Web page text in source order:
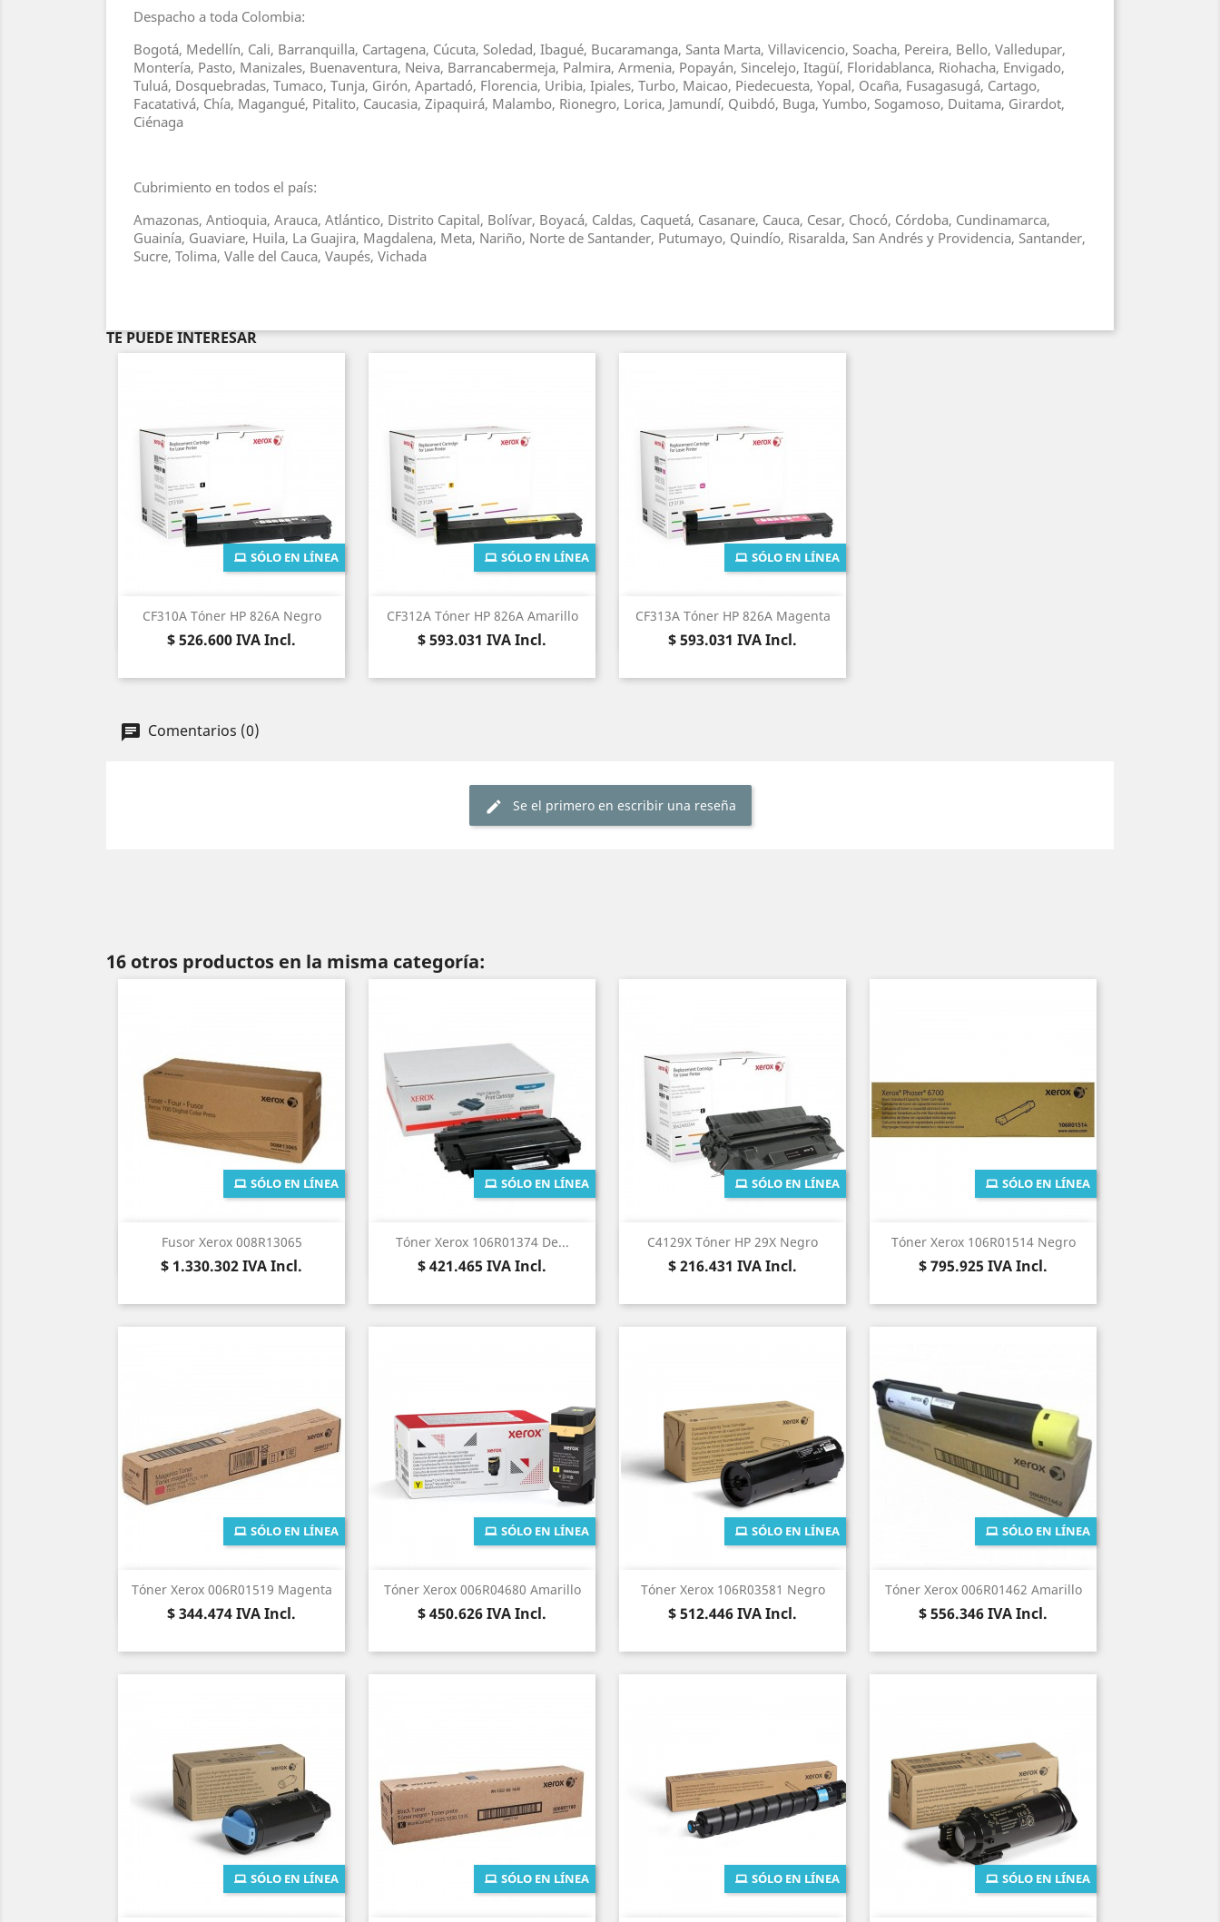
Despacho a toda Colombia:
Bogotá, Medellín, Cali, Barranquilla, Cartagena, Cúcuta, Soledad, Ibagué, Bucaramanga, Santa Marta, Villavicencio, Soacha, Pereira, Bello, Valledupar,
Montería, Pasto, Manizales, Buenaventura, Neiva, Barrancabermeja, Palmira, Armenia, Popayán, Sincelejo, Itagüí, Floridablanca, Riohacha, Envigado,
Tuluá, Dosquebradas, Tumaco, Tunja, Girón, Apartadó, Florencia, Uribia, Ipiales, Turbo, Maicao, Piedecuesta, Yopal, Ocaña, Fusagasugá, Cartago,
Facatativá, Chía, Magangué, Pitalito, Caucasia, Zipaquirá, Malambo, Rionegro, Lorica, Jamundí, Quibdó, Buga, Yumbo, Sogamoso, Duitama, Girardot,
Ciénaga
Cubrimiento en todos el país:
Amazonas, Antioquia, Arauca, Atlántico, Distrito Capital, Bolívar, Boyacá, Caldas, Caquetá, Casanare, Cauca, Cesar, Chocó, Córdoba, Cundinamarca,
Guainía, Guaviare, Huila, La Guajira, Magdalena, Meta, Nariño, Norte de Santander, Putumayo, Quindío, Risaralda, San Andrés y Providencia, Santander,
Sucre, Tolima, Valle del Cauca, Vaupés, Vichada
TE PUEDE INTERESAR
CF310A Tóner HP 826A Negro
Precio
$ 526.600IVA Incl.
SÓLO EN LÍNEA
Vista rápida CF312A Tóner HP 826A Amarillo
Precio
$ 593.031 IVA Incl.
SÓLO EN LÍNEA
Vista rápida CF313A Tóner HP 826A Magenta
Precio
$ 593.031 IVA Incl.
SÓLO EN LÍNEA
Vista rápida
Comentarios (0)
Se el primero en escribir una reseña
16 otros productos en la misma categoría:
Fusor Xerox 008R13065
Precio
$ 1.330.302IVA Incl.
SÓLO EN LÍNEA
Vista rápida Tóner Xerox 106R01374 De...
Precio
$ 421.465IVA Incl.
SÓLO EN LÍNEA
Vista rápida C4129X Tóner HP 29X Negro
Precio
$ 216.431 IVA Incl.
SÓLO EN LÍNEA
Vista rápida Tóner Xerox 106R01514 Negro
Precio
$ 795.925IVA Incl.
SÓLO EN LÍNEA
Vista rápida
Tóner Xerox 006R01519 Magenta
Precio
$ 344.474IVA Incl.
SÓLO EN LÍNEA
Vista rápida Tóner Xerox 006R04680 Amarillo
Precio
$ 450.626IVA Incl.
SÓLO EN LÍNEA
Vista rápida Tóner Xerox 106R03581 Negro
Precio
$ 512.446IVA Incl.
SÓLO EN LÍNEA
Vista rápida Tóner Xerox 006R01462 Amarillo
Precio
$ 556.346IVA Incl.
SÓLO EN LÍNEA
Vista rápida
SÓLO EN LÍNEA SÓLO EN LÍNEA SÓLO EN LÍNEA SÓLO EN LÍNEA